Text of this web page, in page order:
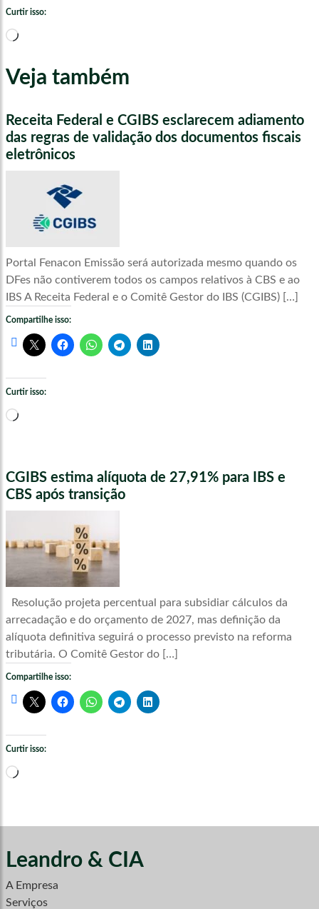
Curtir isso:
Carregando...
Veja também
Receita Federal e CGIBS esclarecem adiamento
das regras de validação dos documentos fiscais
eletrônicos
Portal Fenacon Emissão será autorizada mesmo quando os
DFes não contiverem todos os campos relativos à CBS e ao
IBS A Receita Federal e o Comitê Gestor do IBS (CGIBS) […]
Compartilhe isso:
Curtir isso:
Carregando...
CGIBS estima alíquota de 27,91% para IBS e
CBS após transição
Resolução projeta percentual para subsidiar cálculos da
arrecadação e do orçamento de 2027, mas definição da
alíquota definitiva seguirá o processo previsto na reforma
tributária. O Comitê Gestor do […]
Compartilhe isso:
Curtir isso:
Carregando...
Leandro & CIA
A Empresa
Serviços